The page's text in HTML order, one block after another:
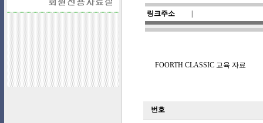
링크주소
FOORTH CLASSIC 교육 자료
번호